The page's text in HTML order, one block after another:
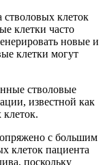
стволовых клеток
клетки часто
новые и
клетки могут
стволовые
известной как
с большим
клеток пациента
поскольку